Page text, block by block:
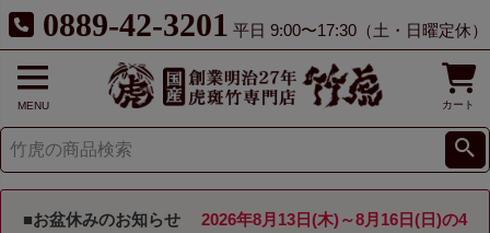
0889-42-3201 平日 9:00〜17:30（土・日曜定休）
MENU カート
■お盆休みのお知らせ
2026年8月13日(木)～8月16日(日)の4